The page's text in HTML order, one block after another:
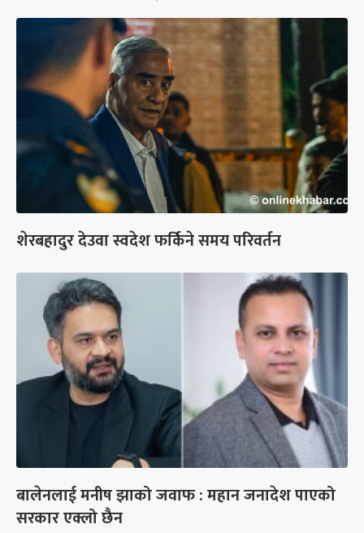
शेरबहादुर देउवा स्वदेश फर्किने समय परिवर्तन
बालेनलाई मनीष झाको जवाफ : महान जनादेश पाएको
सरकार एक्लो छैन